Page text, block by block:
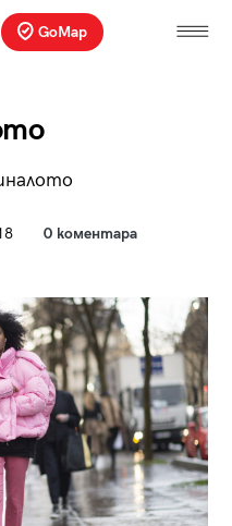
GoMap
0 коментара